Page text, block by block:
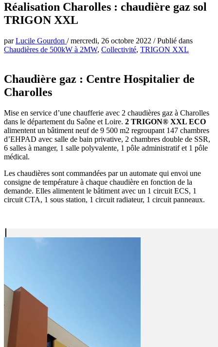
Réalisation Charolles : chaudière gaz sol
TRIGON XXL
parLucile Gourdon /mercredi, 26 octobre 2022 /Publié dans
Chaudières de 500kW à 2MW, Collectivité, TRIGON XXL
Chaudière gaz : Centre Hospitalier de
Charolles
Mise en service d’une chaufferie avec 2 chaudières gaz à Charolles
dans le département du Saône et Loire. 2 TRIGON® XXL ECO
alimentent un bâtiment neuf de 9 500 m2 regroupant 147 chambres
d’EHPAD avec salle de bain privative, 2 chambres double de SSR,
6 salles à manger, 1 salle polyvalente, 1 pôle administratif et 1 pôle
médical.
Les chaudières sont commandées par un automate qui envoi une
consigne de température à chaque chaudière en fonction de la
demande. Elles alimentent le bâtiment avec un 1 circuit ECS, 1
circuit CTA, 1 sous station, 1 circuit radiateur, 1 circuit panneaux.